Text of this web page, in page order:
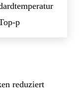
p
reduziert